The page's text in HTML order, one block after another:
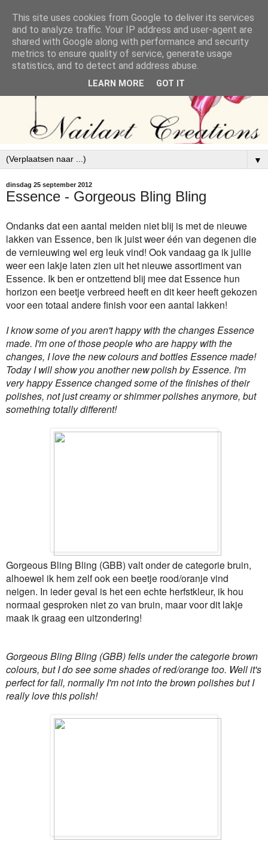
▼
dinsdag 25 september 2012
Essence - Gorgeous Bling Bling
Ondanks dat een aantal meiden niet blij is met de nieuwe
lakken van Essence, ben ik juist weer één van degenen die
de vernieuwing wel erg leuk vind! Ook vandaag ga ik jullie
weer een lakje laten zien uit het nieuwe assortiment van
Essence. Ik ben er ontzettend blij mee dat Essence hun
horizon een beetje verbreed heeft en dit keer heeft gekozen
voor een totaal andere finish voor een aantal lakken!
I know some of you aren't happy with the changes Essence
made. I'm one of those people who are happy with the
changes, I love the new colours and bottles Essence made!
Today I will show you another new polish by Essence. I'm
very happy Essence changed some of the finishes of their
polishes, not just creamy or shimmer polishes anymore, but
something totally different!
Gorgeous Bling Bling (GBB) valt onder de categorie bruin,
alhoewel ik hem zelf ook een beetje rood/oranje vind
neigen. In ieder geval is het een echte herfstkleur, ik hou
normaal gesproken niet zo van bruin, maar voor dit lakje
maak ik graag een uitzondering!
Gorgeous Bling Bling (GBB) fells under the categorie brown
colours, but I do see some shades of red/orange too. Well it's
perfect for fall, normally I'm not into the brown polishes but I
really love this polish!
This site uses cookies from Google to deliver its services
and to analyze traffic. Your IP address and user-agent are
shared with Google along with performance and security
metrics to ensure quality of service, generate usage
statistics, and to detect and address abuse.
LEARN MORE GOT IT